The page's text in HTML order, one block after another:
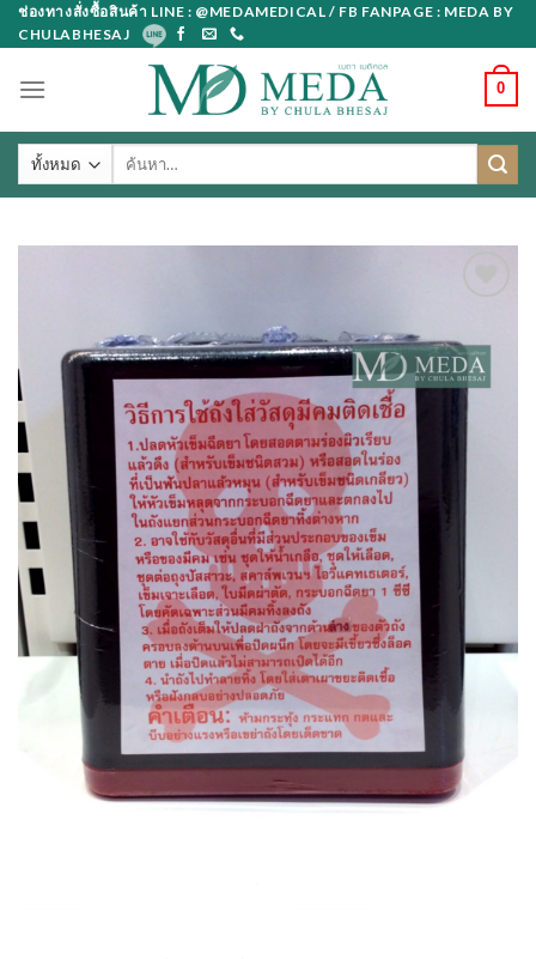
Skip
to
ช่องทางสั่งซื้อสินค้า LINE : @MEDAMEDICAL / FB FANPAGE : MEDA BY
CHULABHESAJ
0
ค้นหา: